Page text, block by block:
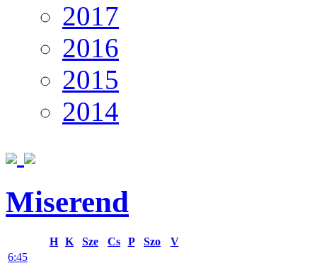
2017
2016
2015
2014
Miserend
H K Sze Cs P Szo
V
6:45